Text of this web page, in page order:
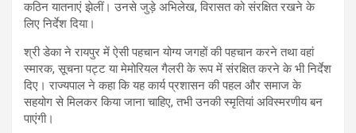
कठिन यातनाएं झेलीं। उनसे जुड़े अभिलेख, विरासत को संरक्षित रखने के
लिए निर्देश दिया।
श्री डेका ने रायपुर में ऐसी पहचान योग्य जगहों की पहचान करने तथा वहां
स्मारक, सूचना पट्ट या मेमोरियल गैलरी के रूप में संरक्षित करने के भी निर्देश
दिए। राज्यपाल ने कहा कि यह कार्य प्रशासन की पहल और समाज के
सहयोग से मिलकर किया जाना चाहिए, तभी उनकी स्मृतियां अविस्मरणीय बन
पाएंगी।